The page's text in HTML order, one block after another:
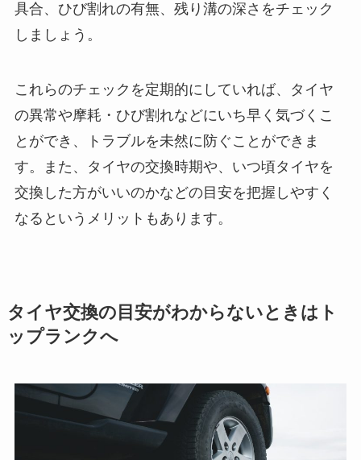
具合、ひび割れの有無、残り溝の深さをチェック
しましょう。
これらのチェックを定期的にしていれば、タイヤ
の異常や摩耗・ひび割れなどにいち早く気づくこ
とができ、トラブルを未然に防ぐことができま
す。また、タイヤの交換時期や、いつ頃タイヤを
交換した方がいいのかなどの目安を把握しやすく
なるというメリットもあります。
タイヤ交換の目安がわからないときはト
ップランクへ